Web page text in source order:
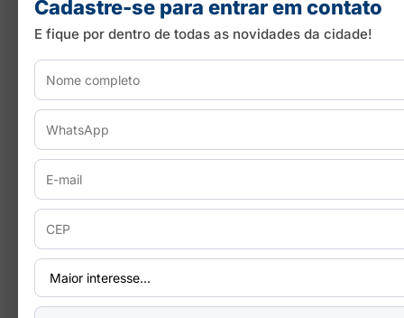
Cadastre-se para entrar em contato
E fique por dentro de todas as novidades da cidade!